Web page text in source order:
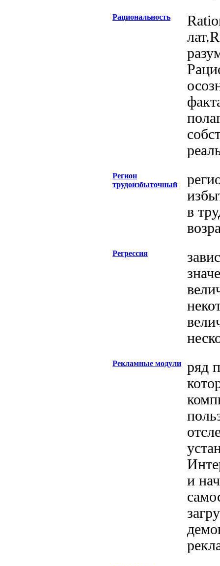
Рациональность
Регион
трудоизбыточный
в
Регрессия
Рекламные модули
ряд
и